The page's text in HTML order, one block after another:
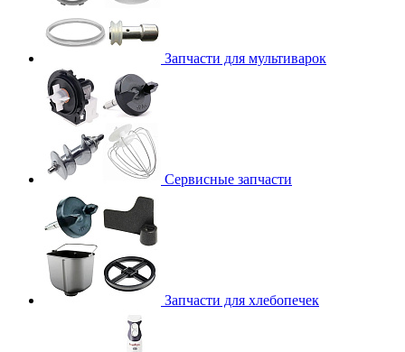
Запчасти для мультиварок
Сервисные запчасти
Запчасти для хлебопечек